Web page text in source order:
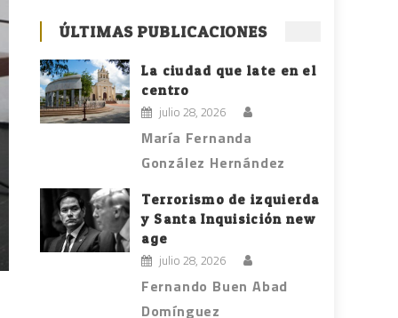
ÚLTIMAS PUBLICACIONES
La ciudad que late en el
centro
julio 28, 2026
María Fernanda
González Hernández
Terrorismo de izquierda
y Santa Inquisición new
age
julio 28, 2026
Fernando Buen Abad
Domínguez